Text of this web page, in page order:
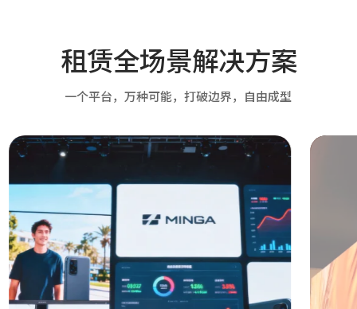
租赁全场景解决方案
一个平台，万种可能，打破边界，自由成型